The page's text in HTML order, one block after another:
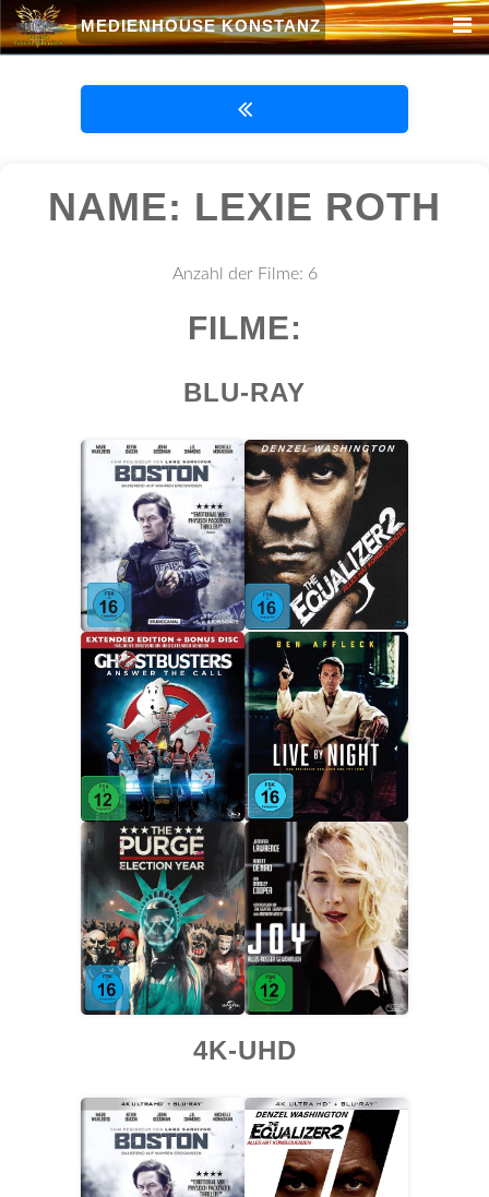
MEDIENHOUSE KONSTANZ
NAME: LEXIE ROTH
Anzahl der Filme: 6
FILME:
BLU-RAY
4K-UHD